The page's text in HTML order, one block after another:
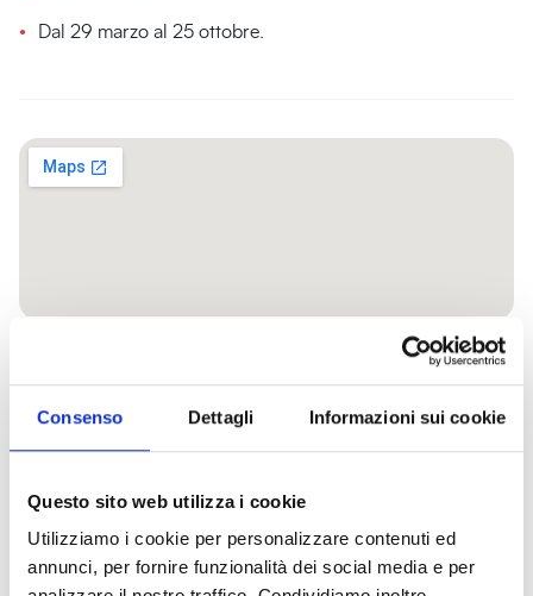
Consenso Dettagli Informazioni sui cookie
Questo sito web utilizza i cookie
Utilizziamo i cookie per personalizzare contenuti ed
annunci, per fornire funzionalità dei social media e per
Dal 29 marzo al 25 ottobre.
Ti consigliamo anche...
La
Torta
e
Tour
di
Livorno,
Street
food
Mangiare
PescaTurismo,
una
giornata
I
sapori
di
Tour
in
vigneto
Sua
maestà
il
I
dolci
Scopri
Escursioni
sottocosta
con
Eventi da non perdere